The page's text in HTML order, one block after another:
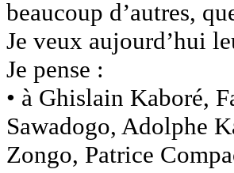
beaucoup d’autres,
Je veux aujourd’hui
Je pense :
• à Ghislain Kaboré,
Sawadogo, Adolphe
Zongo, Patrice